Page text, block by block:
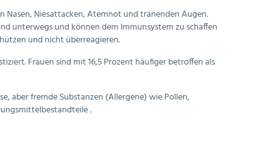
Nasen, Niesattacken, Atemnot und tränenden Augen.
unterwegs und können dem Immunsystem zu schaffen
und nicht überreagieren.
Frauen sind mit 16,5 Prozent häufiger betroffen als
aber fremde Substanzen (Allergene) wie Pollen,
.